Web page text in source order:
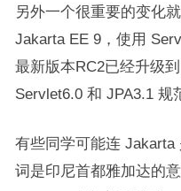
另外一个很重要的变化
Jakarta EE 9，使用
最新版本RC2已经升级
Servlet6.0 和 JPA3.1 规
有些同学可能连 Jakarta
词是印尼首都雅加达的